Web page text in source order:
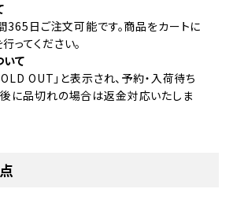
365日ご注文可能です。商品をカートに
ってください。
いて
OUT」と表示され、予約・入荷待ち
後に品切れの場合は返金対応いたしま